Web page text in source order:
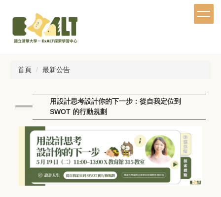
首頁 最新公告
用設計思考設計你的下一步：從自我定位到
SWOT 的行動規劃